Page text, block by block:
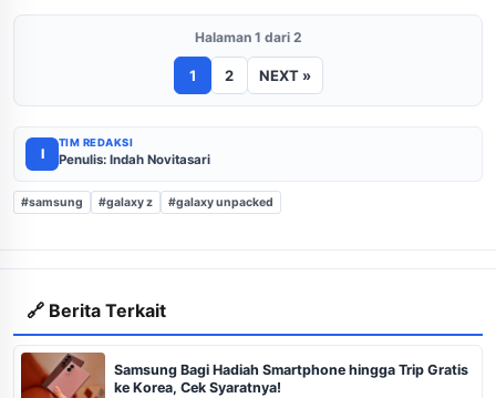
Halaman 1 dari 2
1 2 NEXT »
I
TIM REDAKSI
Penulis: Indah Novitasari
#samsung #galaxy z #galaxy unpacked
🔗 Berita Terkait
Samsung Bagi Hadiah Smartphone hingga Trip Gratis
ke Korea, Cek Syaratnya!